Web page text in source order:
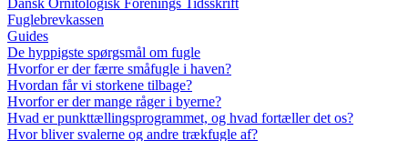
Dansk Ornitologisk Forenings Tidsskrift
Fuglebrevkassen
Guides
De hyppigste spørgsmål om fugle
Hvorfor er der færre småfugle i haven?
Hvordan får vi storkene tilbage?
Hvorfor er der mange råger i byerne?
Hvad er punkttællingsprogrammet, og hvad fortæller det os?
Hvor bliver svalerne og andre trækfugle af?